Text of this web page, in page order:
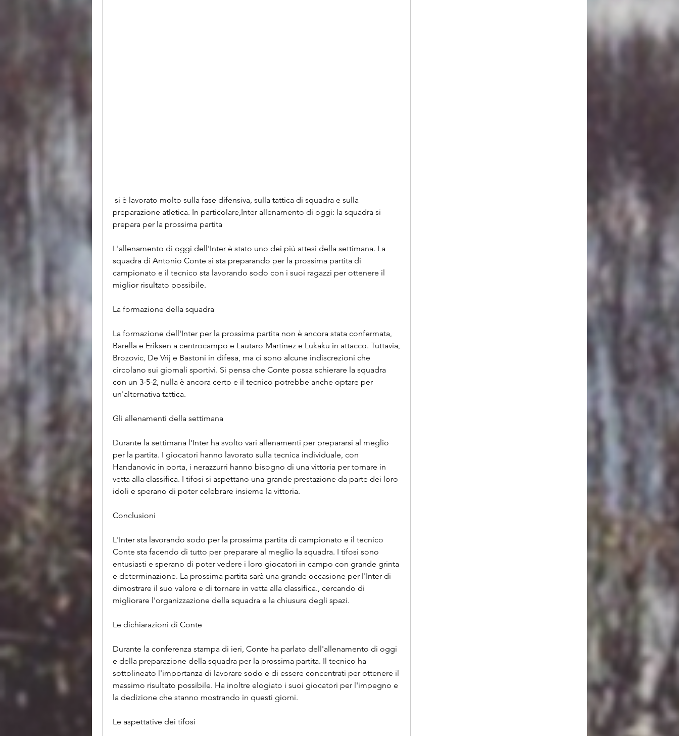
preparazione atletica. In particolare,Inter allenamento di oggi: la squadra si
prepara per la prossima partita
L'allenamento di oggi dell'Inter è stato uno dei più attesi della settimana. La
squadra di Antonio Conte si sta preparando per la prossima partita di
campionato e il tecnico sta lavorando sodo con i suoi ragazzi per ottenere il
miglior risultato possibile.
La formazione della squadra
La formazione dell'Inter per la prossima partita non è ancora stata confermata,
Barella e Eriksen a centrocampo e Lautaro Martinez e Lukaku in attacco. Tuttavia,
Brozovic, De Vrij e Bastoni in difesa, ma ci sono alcune indiscrezioni che
circolano sui giornali sportivi. Si pensa che Conte possa schierare la squadra
con un 3-5-2, nulla è ancora certo e il tecnico potrebbe anche optare per
un'alternativa tattica.
Gli allenamenti della settimana
Durante la settimana l'Inter ha svolto vari allenamenti per prepararsi al meglio
per la partita. I giocatori hanno lavorato sulla tecnica individuale, con
Handanovic in porta, i nerazzurri hanno bisogno di una vittoria per tornare in
vetta alla classifica. I tifosi si aspettano una grande prestazione da parte dei loro
idoli e sperano di poter celebrare insieme la vittoria.
Conclusioni
L'Inter sta lavorando sodo per la prossima partita di campionato e il tecnico
Conte sta facendo di tutto per preparare al meglio la squadra. I tifosi sono
entusiasti e sperano di poter vedere i loro giocatori in campo con grande grinta
e determinazione. La prossima partita sarà una grande occasione per l'Inter di
dimostrare il suo valore e di tornare in vetta alla classifica., cercando di
migliorare l'organizzazione della squadra e la chiusura degli spazi.
Le dichiarazioni di Conte
Durante la conferenza stampa di ieri, Conte ha parlato dell'allenamento di oggi
e della preparazione della squadra per la prossima partita. Il tecnico ha
sottolineato l'importanza di lavorare sodo e di essere concentrati per ottenere il
massimo risultato possibile. Ha inoltre elogiato i suoi giocatori per l'impegno e
la dedizione che stanno mostrando in questi giorni.
Le aspettative dei tifosi